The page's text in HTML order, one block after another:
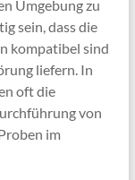
Umgebung zu
sein, dass die
kompatibel sind
liefern. In
oft die
von
im